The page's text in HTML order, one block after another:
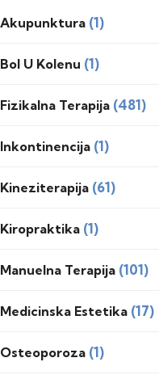
Akupunktura (1)
Bol U Kolenu (1)
Fizikalna Terapija (481)
Inkontinencija (1)
Kineziterapija (61)
Kiropraktika (1)
Manuelna Terapija (101)
Medicinska Estetika (17)
Osteoporoza (1)